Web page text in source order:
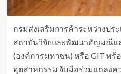
กรมส่งเสริมการค้าระหว่างประ
สถาบันวิจัยและพัฒนาอัญมณีแ
(องค์การมหาชน) หรือ GIT พร้
อุตสาหกรรม จับมือร่วมแถลงคว